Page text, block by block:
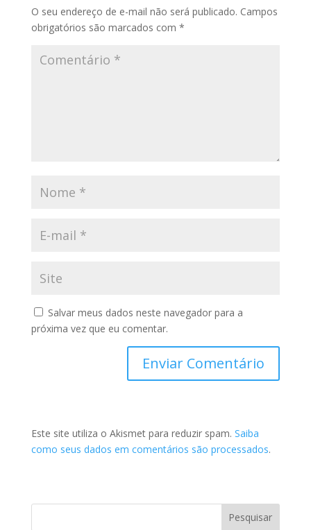
O seu endereço de e-mail não será publicado. Campos
obrigatórios são marcados com *
Salvar meus dados neste navegador para a
próxima vez que eu comentar.
Este site utiliza o Akismet para reduzir spam. Saiba
como seus dados em comentários são processados.